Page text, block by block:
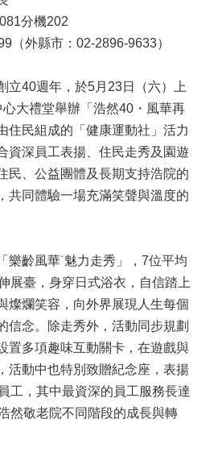
分機202
（外縣市：02-2896-9633）
立40週年，於5月23日（六）上
大禮堂舉辦「浩然40・風華再
住民組成的「健康運動社」活力
資深員工表揚、住民走秀及園遊
民、公益團體及長期支持浩院的
共同體驗一場充滿笑聲與溫度的
樂齡風華˙魅力走秀」，7位平均
展臺，身穿日式浴衣，自信踏上
燦爛笑容，向外界展現人生每個
信念。除走秀外，活動同步規劃
置多項趣味互動關卡，在遊戲與
活動中也特別致贈紀念座，表揚
工，其中最資深的員工服務長達
然敬老院不同階段的成長與轉